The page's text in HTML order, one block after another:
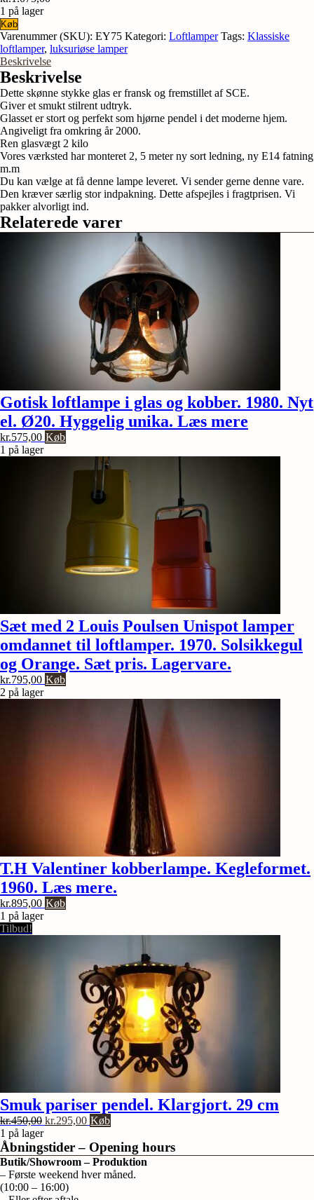
1 på lager
Stor
fransk
bouteille
lampe
i
opalglas.
50
cmH.
Ø16,5.
Nyt
el
m.m
antal
Køb
Varenummer (SKU): EY75 Kategori: Loftlamper Tags: Klassiske
loftlamper, luksuriøse lamper
Beskrivelse
Beskrivelse
Dette skønne stykke glas er fransk og fremstillet af SCE.
Giver et smukt stilrent udtryk.
Glasset er stort og perfekt som hjørne pendel i det moderne hjem.
Angiveligt fra omkring år 2000.
Ren glasvægt 2 kilo
Vores værksted har monteret 2, 5 meter ny sort ledning, ny E14 fatning
m.m
Du kan vælge at få denne lampe leveret. Vi sender gerne denne vare.
Den kræver særlig stor indpakning. Dette afspejles i fragtprisen. Vi
pakker alvorligt ind.
Relaterede varer
Gotisk loftlampe i glas og kobber. 1980. Nyt
el. Ø20. Hyggelig unika. Læs mere
kr.575,00 Køb
1 på lager
Sæt med 2 Louis Poulsen Unispot lamper
omdannet til loftlamper. 1970. Solsikkegul
og Orange. Sæt pris. Lagervare.
kr.795,00 Køb
2 på lager
T.H Valentiner kobberlampe. Kegleformet.
1960. Læs mere.
kr.895,00 Køb
1 på lager
Tilbud!
Smuk pariser pendel. Klargjort. 29 cm
kr.450,00 Den
pris
var:
kr.450,00.
kr.295,00Den
pris
er:
kr.295,00.
Køb
1 på lager
Åbningstider – Opening hours
Butik/Showroom – Produktion
– Første weekend hver måned.
(10:00 – 16:00)